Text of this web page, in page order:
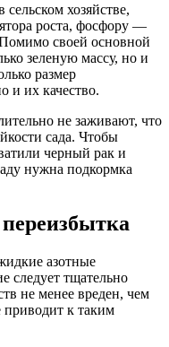
хозяйстве,
роста, фосфору —
своей основной
зеленую массу, но и
размер
и их качество.
не заживают, что
сада. Чтобы
черный рак и
нужна подкормка
азотные
следует тщательно
не менее вреден, чем
приводит к таким